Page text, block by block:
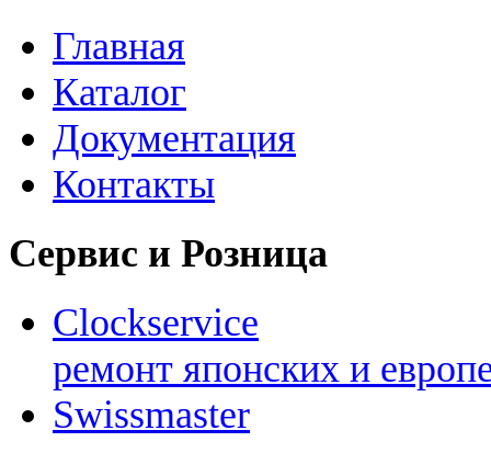
Главная
Каталог
Документация
Контакты
Сервис и Розница
Clockservice
ремонт японских и
Swissmaster